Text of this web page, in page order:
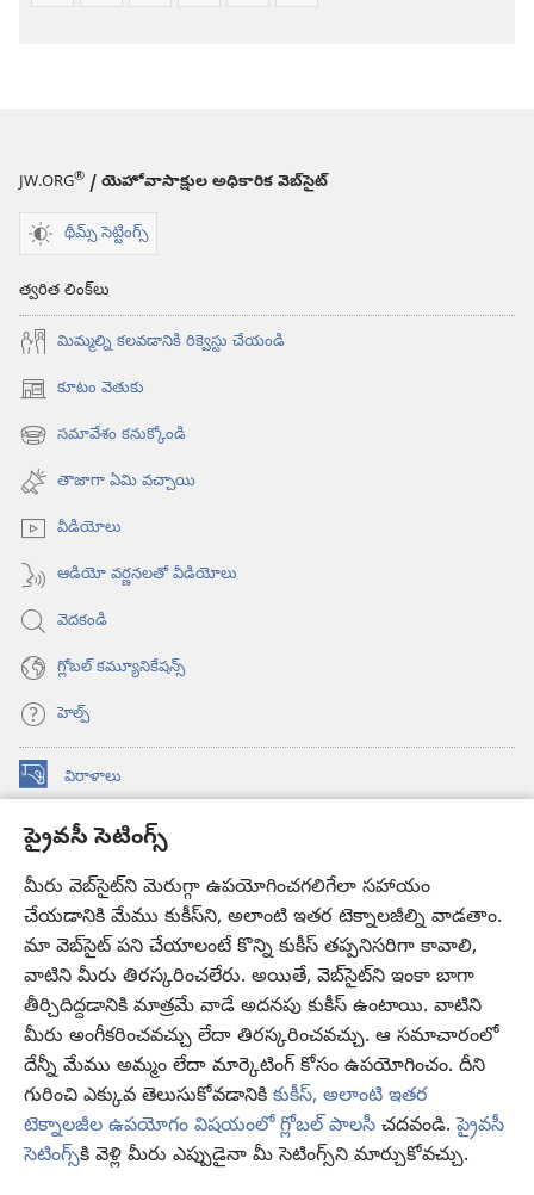
ప్రైవసీ సెటింగ్స్
మీరు వెబ్‌సైట్‌ని మెరుగ్గా ఉపయోగించగలిగేలా సహాయం
చేయడానికి మేము కుకీస్‌ని, అలాంటి ఇతర టెక్నాలజీల్ని వాడతాం.
మా వెబ్‌సైట్‌ పని చేయాలంటే కొన్ని కుకీస్‌ తప్పనిసరిగా కావాలి,
వాటిని మీరు తిరస్కరించలేరు. అయితే, వెబ్‌సైట్‌ని ఇంకా బాగా
తీర్చిదిద్దడానికి మాత్రమే వాడే అదనపు కుకీస్‌ ఉంటాయి. వాటిని
మీరు అంగీకరించవచ్చు లేదా తిరస్కరించవచ్చు. ఆ సమాచారంలో
దేన్నీ మేము అమ్మం లేదా మార్కెటింగ్‌ కోసం ఉపయోగించం. దీని
గురించి ఎక్కువ తెలుసుకోవడానికి కుకీస్, అలాంటి ఇతర
టెక్నాలజీల ఉపయోగం విషయంలో గ్లోబల్ పాలసీ చదవండి.ప్రైవసీ
సెటింగ్స్‌కి వెళ్లి మీరు ఎప్పుడైనా మీ సెటింగ్స్‌ని మార్చుకోవచ్చు.
JW.ORG® / యెహోవాసాక్షుల అధికారిక వెబ్‌సైట్‌
థీమ్స్ సెట్టింగ్స్
త్వరిత లింక్‌లు
మిమ్మల్ని కలవడానికి రిక్వెస్టు చేయండి
కూటం వెతుకు
(కొత్త
విండో
ఓపెన్‌
అవుతుంది)
సమావేశం కనుక్కోండి
(కొత్త
విండో
ఓపెన్‌
అవుతుంది)
తాజాగా ఏమి వచ్చాయి
వీడియోలు
ఆడియో వర్ణనలతో వీడియోలు
వెదకండి
గ్లోబల్‌ కమ్యూనికేషన్స్‌
హెల్ప్‌
విరాళాలు
(కొత్త
ఓపెన్‌ కావలికోట ఆన్‌లైన్‌ లైబ్రరీ
(కొత్త
విండో
ఓపెన్‌
అవుతుంది)
JW Hub
(కొత్త
విండో
ఓపెన్‌
అవుతుంది)
JW లైబ్రరీ
కావలికోట లైబ్రరీ
Copyright© 2026 Watch Tower Bible and Tract Society of Pennsylvania.
వినియోగంపై షరతులు| ప్రైవసీ పాలసీ| ప్రైవసీ సెటింగ్స్